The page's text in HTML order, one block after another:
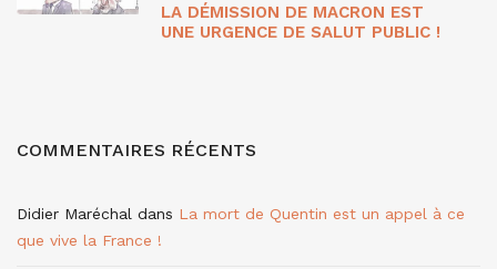
LA DÉMISSION DE MACRON EST
UNE URGENCE DE SALUT PUBLIC !
COMMENTAIRES RÉCENTS
Didier Maréchal dans La mort de Quentin est un appel à ce
que vive la France !